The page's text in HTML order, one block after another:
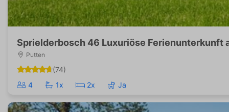
Sprielderbosch 46 Luxuriöse Ferienunterkunft
Putten
(74)
4
1x 2x Ja